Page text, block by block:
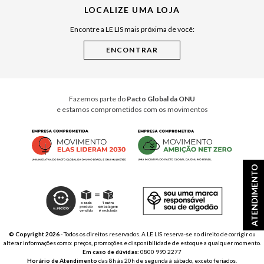
ATENDIMENTO
Cuidados Casa
LOCALIZE UMA LOJA
Encontre a LE LIS mais próxima de você:
Fazemos parte do Pacto Global da ONU
e estamos comprometidos com os movimentos
© Copyright 2026- Todos os direitos reservados. A LE LIS reserva-se no direito de corrigir ou
alterar informações como: preços, promoções e disponibilidade de estoque a qualquer momento.
Em caso de dúvidas: 0800 990 2277
Horário de Atendimento das 8h às 20h de segunda à sábado, exceto feriados.